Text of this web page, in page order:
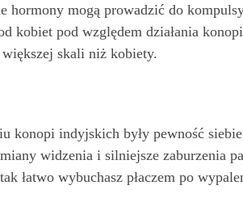
hormony mogą prowadzić do
kobiet pod względem działania
skali niż kobiety.
konopi indyjskich były pewność
widzenia i silniejsze zaburzenia
łatwo wybuchasz płaczem po